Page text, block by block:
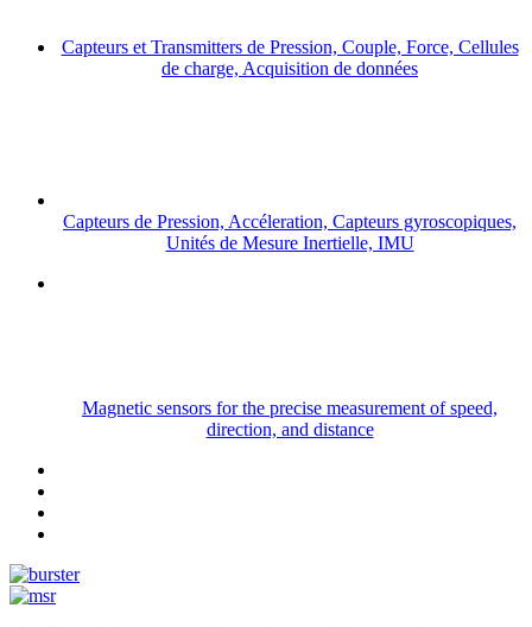
Capteurs et Transmitters de Pression, Couple, Force, Cellules
de charge, Acquisition de données
Capteurs de Pression, Accéleration, Capteurs gyroscopiques,
Unités de Mesure Inertielle, IMU
Magnetic sensors for the precise measurement of speed,
direction, and distance